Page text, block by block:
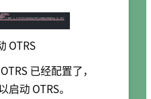
OTRS
已经配置了，
启动 OTRS。